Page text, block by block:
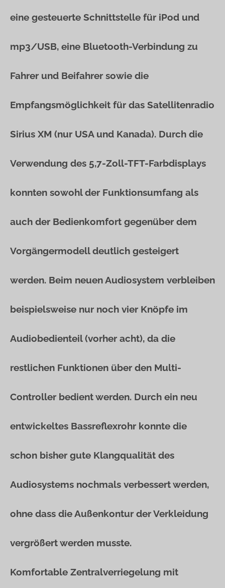
eine gesteuerte Schnittstelle für iPod und
mp3/USB, eine Bluetooth-Verbindung zu
Fahrer und Beifahrer sowie die
Empfangsmöglichkeit für das Satellitenradio
Sirius XM (nur USA und Kanada). Durch die
Verwendung des 5,7-Zoll-TFT-Farbdisplays
konnten sowohl der Funktionsumfang als
auch der Bedienkomfort gegenüber dem
Vorgängermodell deutlich gesteigert
werden. Beim neuen Audiosystem verbleiben
beispielsweise nur noch vier Knöpfe im
Audiobedienteil (vorher acht), da die
restlichen Funktionen über den Multi-
Controller bedient werden. Durch ein neu
entwickeltes Bassreflexrohr konnte die
schon bisher gute Klangqualität des
Audiosystems nochmals verbessert werden,
ohne dass die Außenkontur der Verkleidung
vergrößert werden musste.
Komfortable Zentralverriegelung mit